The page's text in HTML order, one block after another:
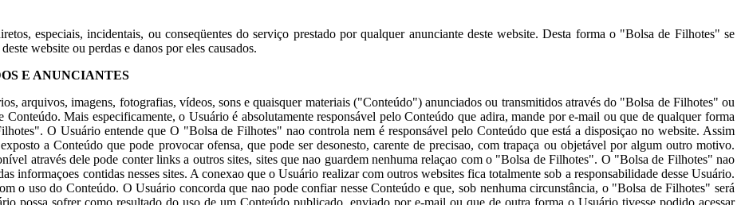
especiais, incidentais, ou conseqüentes do serviço prestado por qualquer anunciante deste website. Desta forma o "Bolsa de Filhotes" se
website ou perdas e danos por eles causados.
E ANUNCIANTES
arquivos, imagens, fotografias, vídeos, sons e quaisquer materiais ("Conteúdo") anunciados ou transmitidos através do "Bolsa de Filhotes" ou
Mais especificamente, o Usuário é absolutamente responsável pelo Conteúdo que adira, mande por e-mail ou que de qualquer forma
O Usuário entende que O "Bolsa de Filhotes" nao controla nem é responsável pelo Conteúdo que está a disposiçao no website. Assim
a Conteúdo que pode provocar ofensa, que pode ser desonesto, carente de precisao, com trapaça ou objetável por algum outro motivo.
através dele pode conter links a outros sites, sites que nao guardem nenhuma relaçao com o "Bolsa de Filhotes". O "Bolsa de Filhotes" nao
informaçoes contidas nesses sites. A conexao que o Usuário realizar com outros websites fica totalmente sob a responsabilidade desse Usuário.
o uso do Conteúdo. O Usuário concorda que nao pode confiar nesse Conteúdo e que, sob nenhuma circunstância, o "Bolsa de Filhotes" será
possa sofrer como resultado do uso de um Conteúdo publicado, enviado por e-mail ou que de outra forma o Usuário tivesse podido acessar